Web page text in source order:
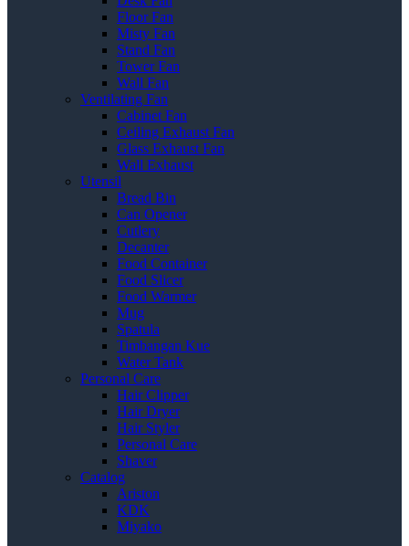
Floor Fan
Misty Fan
Stand Fan
Tower Fan
Wall Fan
Ventilating Fan
Cabinet Fan
Ceiling Exhaust Fan
Glass Exhaust Fan
Wall Exhaust
Utensil
Bread Bin
Can Opener
Cutlery
Decanter
Food Container
Food Slicer
Food Warmer
Mug
Spatula
Timbangan Kue
Water Tank
Personal Care
Hair Clipper
Hair Dryer
Hair Styler
Personal Care
Shaver
Catalog
Ariston
KDK
Miyako